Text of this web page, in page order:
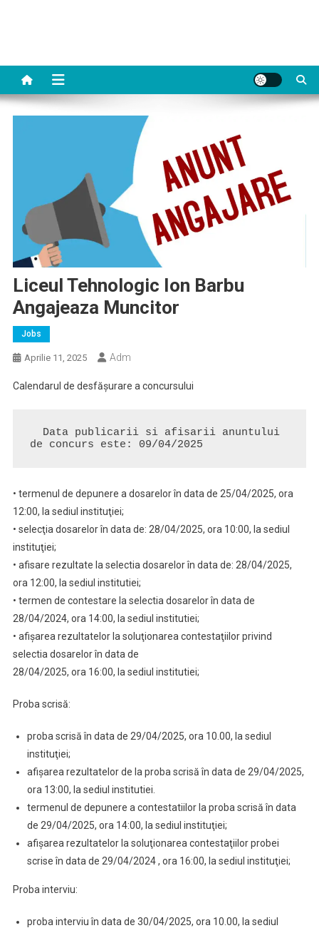
Liceul Tehnologic Ion Barbu
Angajeaza Muncitor
Jobs
Aprilie 11, 2025 Adm
Calendarul de desfăşurare a concursului
de concurs este: 09/04/2025
• termenul de depunere a dosarelor în data de 25/04/2025, ora
12:00, la sediul instituţiei;
• selecţia dosarelor în data de: 28/04/2025, ora 10:00, la sediul
instituţiei;
• afisare rezultate la selectia dosarelor în data de: 28/04/2025,
ora 12:00, la sediul institutiei;
• termen de contestare la selectia dosarelor în data de
28/04/2024, ora 14:00, la sediul institutiei;
• afişarea rezultatelor la soluţionarea contestaţiilor privind
selectia dosarelor în data de
28/04/2025, ora 16:00, la sediul institutiei;
Proba scrisă:
proba scrisă în data de 29/04/2025, ora 10.00, la sediul
instituţiei;
afişarea rezultatelor de la proba scrisă în data de 29/04/2025,
ora 13:00, la sediul institutiei.
termenul de depunere a contestatiilor la proba scrisă în data
de 29/04/2025, ora 14:00, la sediul instituţiei;
afişarea rezultatelor la soluţionarea contestaţiilor probei
scrise în data de 29/04/2024 , ora 16:00, la sediul instituţiei;
Proba interviu:
proba interviu în data de 30/04/2025, ora 10.00, la sediul